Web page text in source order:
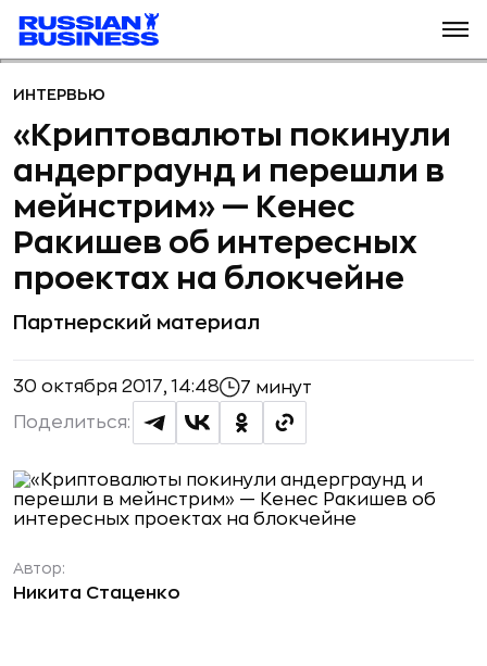
ИНТЕРВЬЮ
«Криптовалюты покинули
андерграунд и перешли в
мейнстрим» — Кенес
Ракишев об интересных
проектах на блокчейне
Партнерский материал
30 октября 2017, 14:48 7 минут
Поделиться:
Автор:
Никита Стаценко